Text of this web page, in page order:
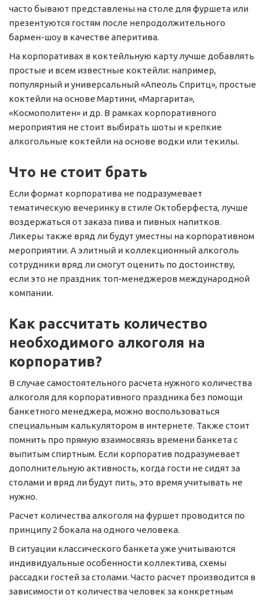
часто бывают представлены на столе для фуршета или
презентуются гостям после непродолжительного
бармен-шоу в качестве аперитива.
На корпоративах в коктейльную карту лучше добавлять
простые и всем известные коктейли: например,
популярный и универсальный «Апеоль Спритц», простые
коктейли на основе Мартини, «Маргарита»,
«Космополитен» и др. В рамках корпоративного
мероприятия не стоит выбирать шоты и крепкие
алкогольные коктейли на основе водки или текилы.
Что не стоит брать
Если формат корпоратива не подразумевает
тематическую вечеринку в стиле Октоберфеста, лучше
воздержаться от заказа пива и пивных напитков.
Ликеры также вряд ли будут уместны на корпоративном
мероприятии. А элитный и коллекционный алкоголь
сотрудники вряд ли смогут оценить по достоинству,
если это не праздник топ-менеджеров международной
компании.
Как рассчитать количество
необходимого алкоголя на
корпоратив?
В случае самостоятельного расчета нужного количества
алкоголя для корпоративного праздника без помощи
банкетного менеджера, можно воспользоваться
специальным калькулятором в интернете. Также стоит
помнить про прямую взаимосвязь времени банкета с
выпитым спиртным. Если корпоратив подразумевает
дополнительную активность, когда гости не сидят за
столами и вряд ли будут пить, это время учитывать не
нужно.
Расчет количества алкоголя на фуршет проводится по
принципу 2 бокала на одного человека.
В ситуации классического банкета уже учитываются
индивидуальные особенности коллектива, схемы
рассадки гостей за столами. Часто расчет производится в
зависимости от количества человек за конкретным